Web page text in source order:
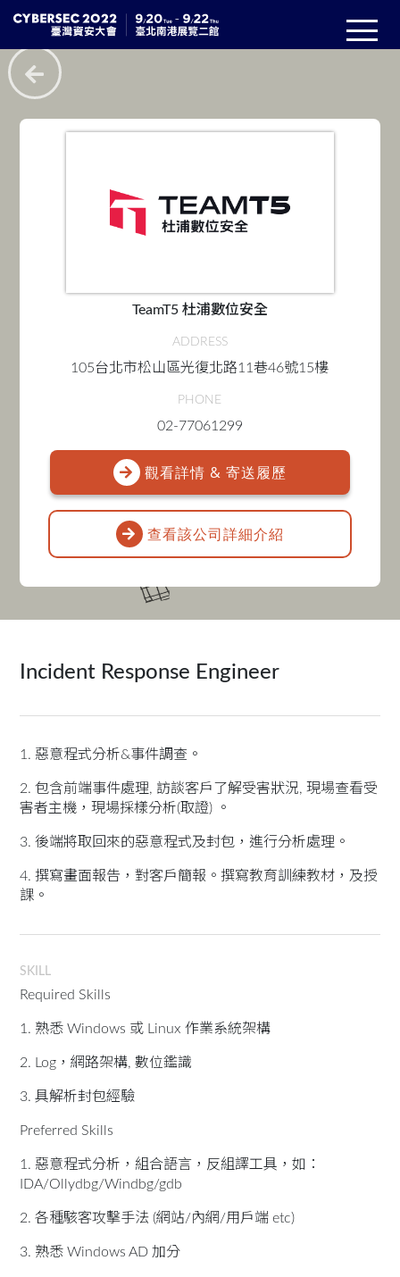
TeamT5 杜浦數位安全
ADDRESS
105台北市松山區光復北路11巷46號15樓
PHONE
02-77061299
觀看詳情 & 寄送履歷
查看該公司詳細介紹
Incident Response Engineer
1. 惡意程式分析&事件調查。
2. 包含前端事件處理, 訪談客戶了解受害狀況, 現場查看受
害者主機，現場採樣分析(取證) 。
3. 後端將取回來的惡意程式及封包，進行分析處理。
4. 撰寫畫面報告，對客戶簡報。撰寫教育訓練教材，及授
課。
SKILL
Required Skills
1. 熟悉 Windows 或 Linux 作業系統架構
2. Log，網路架構, 數位鑑識
3. 具解析封包經驗
Preferred Skills
1. 惡意程式分析，組合語言，反組譯工具，如：
IDA/Ollydbg/Windbg/gdb
2. 各種駭客攻擊手法 (網站/內網/用戶端 etc)
3. 熟悉 Windows AD 加分